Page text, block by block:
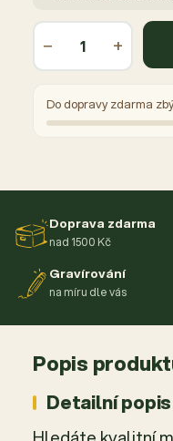
− +
Do dopravy zdarma
Doprava zdarma
nad 1500 Kč
Gravírování
na míru dle vás
Popis
Detailní